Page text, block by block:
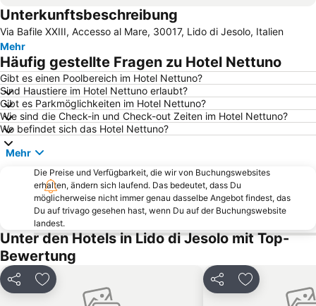
Lignano Rivera
Via Andrea Bafile
Lido
Markusplatz
Lignano Pineta
Venezia-Mestre railway station
San Marco
Lignano Riviera Beach
Duna Verde
Punta Sabbioni
Flughafen Venedig-Tessera
Cannaregio
Lido Venezia
Aquasplash
Spiaggia di Ponente
Spiaggia di Levante
Sottomarina
La Biennale di Venezia
Port Punta Sabbioni
Dorsoduro
Venedig Simplon Orient-Express
Giudecca
Cavallino Beach
Duna Verde
Canal Grande
Unterkunftsbeschreibung
Via Bafile XXIII, Accesso al Mare, 30017, Lido di Jesolo, Italien
Mehr
Häufig gestellte Fragen zu Hotel Nettuno
Gibt es einen Poolbereich im Hotel Nettuno?
Sind Haustiere im Hotel Nettuno erlaubt?
Gibt es Parkmöglichkeiten im Hotel Nettuno?
Wie sind die Check-in und Check-out Zeiten im Hotel Nettuno?
Wo befindet sich das Hotel Nettuno?
Mehr
Die Preise und Verfügbarkeit, die wir von Buchungswebsites
erhalten, ändern sich laufend. Das bedeutet, dass Du
möglicherweise nicht immer genau dasselbe Angebot findest, das
Du auf trivago gesehen hast, wenn Du auf der Buchungswebsite
landest.
Unter den Hotels in Lido di Jesolo mit Top-
Bewertung
Teilen Zu Favoriten hinzufügen Teilen Zu Favoriten